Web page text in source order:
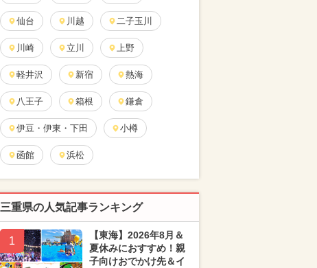
仙台 川越 二子玉川
川崎 立川 上野
軽井沢 新宿 熱海
八王子 箱根 鎌倉
伊豆・伊東・下田 小樽
函館 浜松
三重県の人気記事ランキング
1
【東海】2026年8月＆
夏休みにおすすめ！親
子向けおでかけ先＆イ